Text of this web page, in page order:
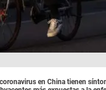
en China tienen